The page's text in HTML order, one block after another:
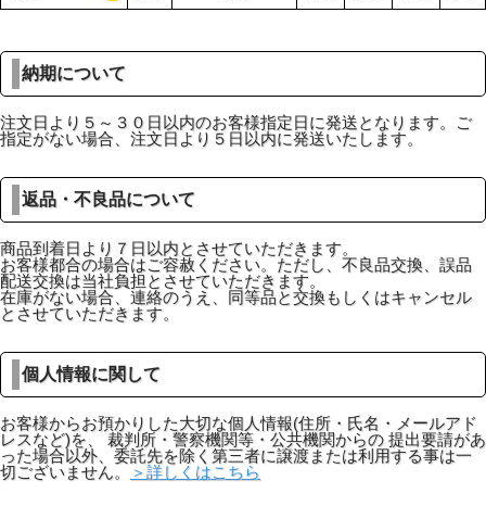
納期について
注文日より５～３０日以内のお客様指定日に発送となります。ご
指定がない場合、注文日より５日以内に発送いたします。
返品・不良品について
商品到着日より７日以内とさせていただきます。
お客様都合の場合はご容赦ください。ただし、不良品交換、誤品
配送交換は当社負担とさせていただきます。
在庫がない場合、連絡のうえ、同等品と交換もしくはキャンセル
とさせていただきます。
個人情報に関して
お客様からお預かりした大切な個人情報(住所・氏名・メールアド
レスなど)を、 裁判所・警察機関等・公共機関からの 提出要請があ
った場合以外、委託先を除く第三者に譲渡または利用する事は一
切ございません。
＞詳しくはこちら